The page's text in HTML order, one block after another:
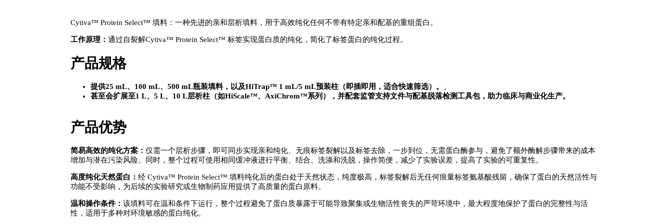
Cytiva™ Protein Select™ 填料：一种先进的亲和层析填料，用于高效纯化任何不带有特定亲和配基的重组蛋白。
工作原理： 通过自裂解Cytiva™ Protein Select™ 标签实现蛋白质的纯化，简化了标签蛋白的纯化过程。
产品规格
提供25 mL、100 mL、500 mL瓶装填料，以及HiTrap™ 1 mL/5 mL预装柱（即插即用，适合快速筛选）。
。
甚至会扩展至1 L、5 L、10 L层析柱（如HiScale™、AxiChrom™系列），并配套监管支持文件与配基脱落检测工具包，助力临床与商业化生产。
产品优势
简易高效的纯化方案： 仅需一个层析步骤，即可同步实现亲和纯化、无痕标签裂解以及标签去除，一步到位，无需蛋白酶参与，避免了额外酶解步骤带来的成本
增加与潜在污染风险。同时，整个过程可使用相同缓冲液进行平衡、结合、洗涤和洗脱，操作简便，减少了实验误差，提高了实验的可重复性。
高度纯化天然蛋白： 经 Cytiva™ Protein Select™ 填料纯化后的蛋白处于天然状态，纯度极高，标签裂解后无任何痕量标签氨基酸残留，确保了蛋白的天然活性与
功能不受影响，为后续的实验研究或生物制药应用提供了高质量的蛋白原料。
温和操作条件： 该填料可在温和条件下运行，整个过程避免了蛋白质暴露于可能导致聚集或生物活性丧失的严苛环境中，最大程度地保护了蛋白的完整性与活
性，适用于多种对环境敏感的蛋白纯化。